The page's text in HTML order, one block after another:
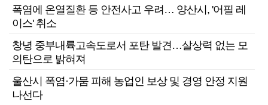
폭염에 온열질환 등 안전사고 우려… 양산시, '어필 레
이스' 취소
창녕 중부내륙고속도로서 포탄 발견…살상력 없는 모
의탄으로 밝혀져
울산시 폭염·가뭄 피해 농업인 보상 및 경영 안정 지원
나선다